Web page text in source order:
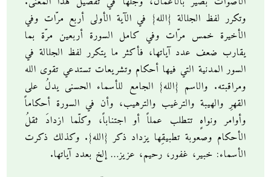
وتكرر لفظ الجلالة {الله} في الآية الأولى أربع مرّات وفي
الأخيرة خمس مرّات وفي كامل السورة أربعين مرّة بما
يقارب ضعف عدد آياتها، فأكثر ما يتكرر لفظ الجلالة في
السور المدنية التي فيها أحكام وتشريعات تستدعي تقوى الله
ومراقبته. والاسم {الله} الجامع للأسماء الحسنى يدلُ على
القهرِ والهيبة والترغيب والترهيب، وأن في السورة أحكاماً
وأوامر ونواهٍ تتطلب عملاً أو اجتناباً، وكلّما ازدادَ ثقلُ
الأحكام وصعوبة تطبيقِها يزداد ذكر {الله}. وكذلك ذكرت
الأسماء: خبير، غفور، رحيم، عزيز… إلخ بعدد آياتها.